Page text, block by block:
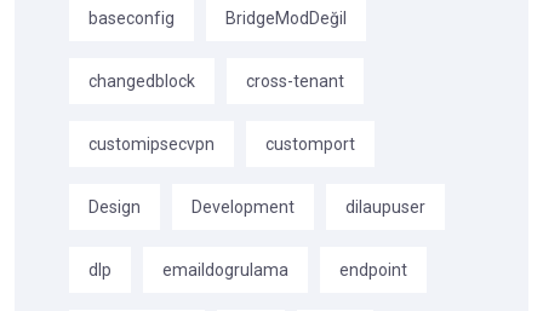
baseconfig BridgeModDeğil
changedblock cross-tenant
customipsecvpn customport
Design Development dilaupuser
dlp emaildogrulama endpoint